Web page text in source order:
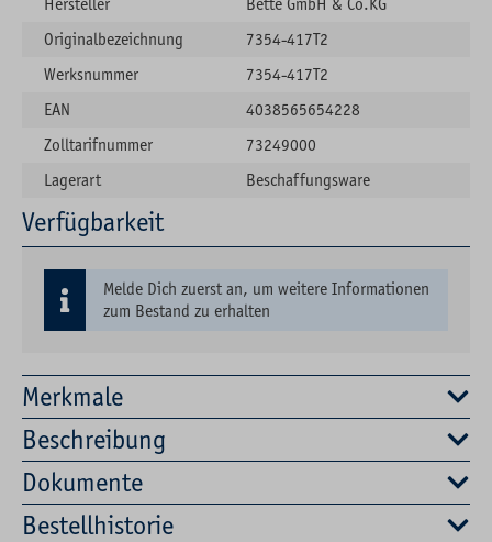
Merkmale
Beschreibung
Dokumente
Bestellhistorie
Hersteller
Bette GmbH & Co.KG
Originalbezeichnung
7354-417T2
Werksnummer
7354-417T2
EAN
4038565654228
Zolltarifnummer
73249000
Lagerart
Beschaffungsware
Verfügbarkeit
Melde Dich zuerst an, um weitere Informationen
zum Bestand zu erhalten